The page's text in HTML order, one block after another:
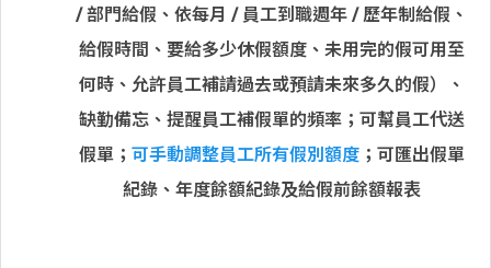
/ 部門給假、依每月 / 員工到職週年 / 歷年制給假、
給假時間、要給多少休假額度、未用完的假可用至
何時、允許員工補請過去或預請未來多久的假）、
缺勤備忘、提醒員工補假單的頻率；可幫員工代送
假單； 可手動調整員工所有假別額度 ；可匯出假單
紀錄、年度餘額紀錄及給假前餘額報表